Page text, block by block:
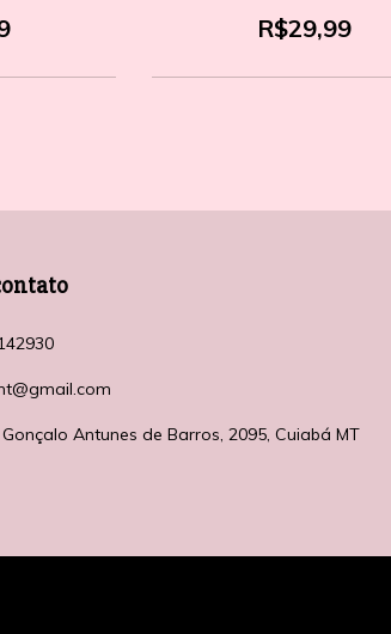
R$29,99
Antunes de Barros, 2095, Cuiabá MT